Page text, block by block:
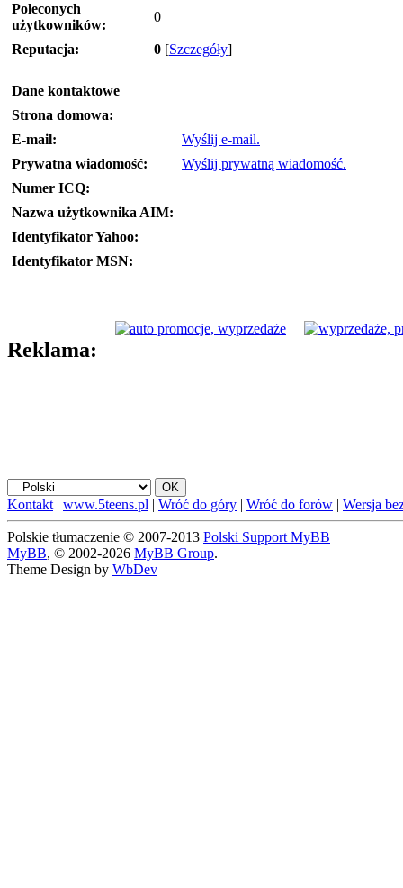
Poleconych
użytkowników:
0
Reputacja: 0 [Szczegóły]
Dane kontaktowe
Strona domowa:
E-mail:
Wyślij e-mail.
Prywatna wiadomość:
Wyślij prywatną wiadomość.
Numer ICQ:
Nazwa użytkownika AIM:
Identyfikator Yahoo:
Identyfikator MSN:
Reklama:
Kontakt | www.5teens.pl | Wróć do góry | Wróć do forów | Wersja
Polskie tłumaczenie © 2007-2013 Polski Support MyBB
MyBB, © 2002-2026 MyBB Group.
Theme Design by WbDev